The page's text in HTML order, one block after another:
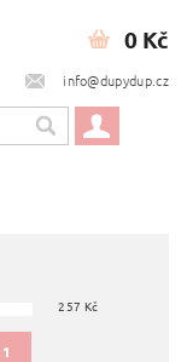
info@dupydup.cz
0 Kč
257 Kč
1